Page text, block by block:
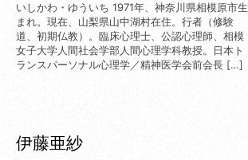
いしかわ・ゆういち 1971年、神奈川県相模原市生
まれ。現在、山梨県山中湖村在住。行者（修験
道、初期仏教）。臨床心理士、公認心理師、相模
女子大学人間社会学部人間心理学科教授。日本ト
ランスパーソナル心理学／精神医学会前会長 […]
伊藤亜紗